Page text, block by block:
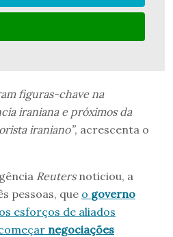
figuras-chave na
iraniana e próximos da
iraniano”, acrescenta o
Reutersnoticiou, a
pessoas, que o governo
os esforços de aliados
negociações